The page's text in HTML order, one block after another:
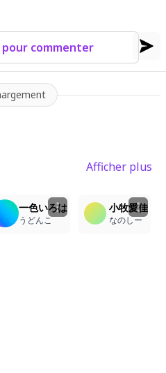
commenter
Afficher plus
一色いろは
うどんこ
小牧愛佳
なのしー